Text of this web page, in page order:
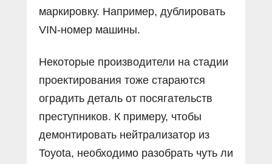
маркировку. Например, дублировать
VIN-номер машины.
Некоторые производители на стадии
проектирования тоже стараются
оградить деталь от посягательств
преступников. К примеру, чтобы
демонтировать нейтрализатор из
Toyota, необходимо разобрать чуть ли